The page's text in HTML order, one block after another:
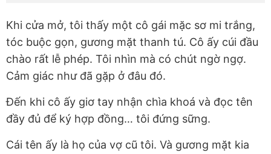
Khi cửa mở, tôi thấy một cô gái mặc sơ mi trắng,
tóc buộc gọn, gương mặt thanh tú. Cô ấy cúi đầu
chào rất lễ phép. Tôi nhìn mà có chút ngờ ngợ.
Cảm giác như đã gặp ở đâu đó.
Đến khi cô ấy giơ tay nhận chìa khoá và đọc tên
đầy đủ để ký hợp đồng… tôi đứng sững.
Cái tên ấy là họ của vợ cũ tôi. Và gương mặt kia